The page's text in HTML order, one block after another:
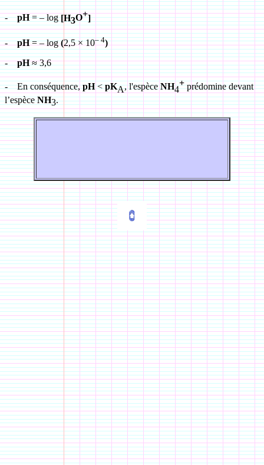
- pH= – log[H3O+]
- pH= – log(2,5×10– 4)
-
pH≈ 3,6
- En conséquence,pH<pKA, l'espèceNH4
+prédomine devant
l’espèceNH3.